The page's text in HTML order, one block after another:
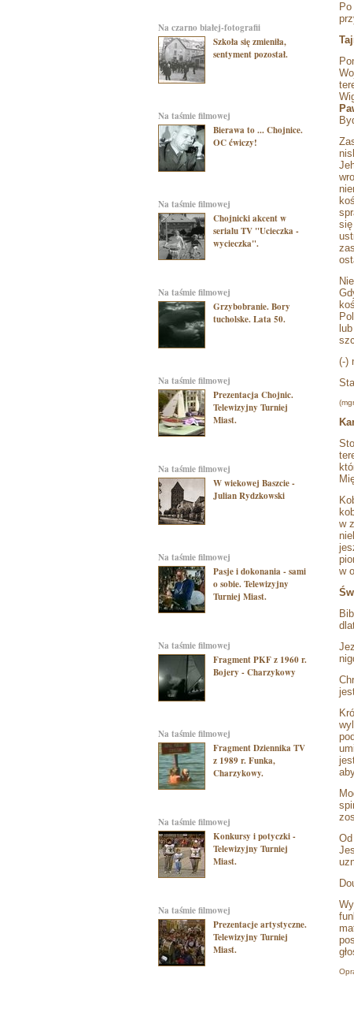
na czarno białej-fotografii
Szkoła się zmieniła,
sentyment pozostał.
na taśmie filmowej
Bierawa to ... Chojnice.
OC ćwiczy!
na taśmie filmowej
Chojnicki akcent w
serialu TV "Ucieczka -
wycieczka".
na taśmie filmowej
Grzybobranie. Bory
tucholske. Lata 50.
na taśmie filmowej
Prezentacja Chojnic.
Telewizyjny Turniej
Miast.
na taśmie filmowej
W wiekowej Baszcie -
Julian Rydzkowski
na taśmie filmowej
Pasje i dokonania - sami
o sobie. Telewizyjny
Turniej Miast.
na taśmie filmowej
Fragment PKF z 1960 r.
Bojery - Charzykowy
na taśmie filmowej
Fragment Dziennika TV
z 1989 r. Funka,
Charzykowy.
na taśmie filmowej
Konkursy i potyczki -
Telewizyjny Turniej
Miast.
na taśmie filmowej
Prezentacje artystyczne.
Telewizyjny Turniej
Miast.
(-)
w
w